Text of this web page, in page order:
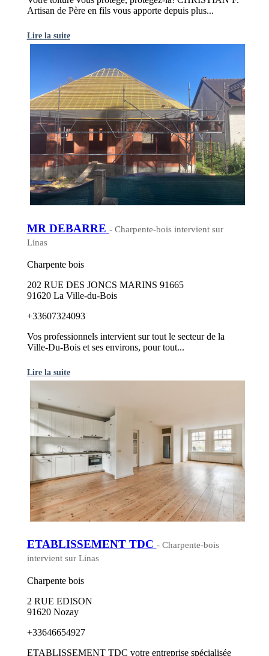
Artisan de Père en fils vous apporte depuis plus...
Lire la suite
MR DEBARRE - Charpente-bois intervient sur
Linas
Charpente bois
202 RUE DES JONCS MARINS 91665
91620 La Ville-du-Bois
+33607324093
Vos professionnels intervient sur tout le secteur de la
Ville-Du-Bois et ses environs, pour tout...
Lire la suite
ETABLISSEMENT TDC - Charpente-bois
intervient sur Linas
Charpente bois
2 RUE EDISON
91620 Nozay
+33646654927
ETABLISSEMENT TDC votre entreprise spécialisée